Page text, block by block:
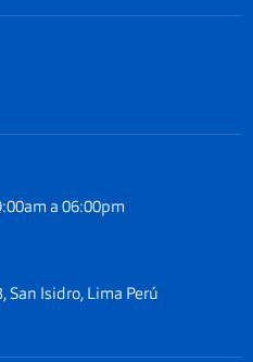
S.A.C
a 06:00pm
San Isidro, Lima Perú